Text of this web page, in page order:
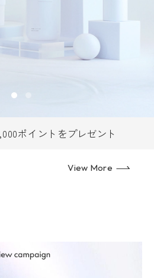
ポイントをプレゼント
View More